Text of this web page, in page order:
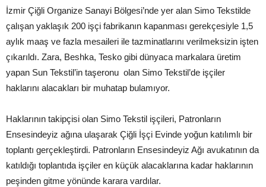
İzmir Çiğli Organize Sanayi Bölgesi’nde yer alan Simo Tekstilde
çalışan yaklaşık 200 işçi fabrikanın kapanması gerekçesiyle 1,5
aylık maaş ve fazla mesaileri ile tazminatlarını verilmeksizin işten
çıkarıldı. Zara, Beshka, Tesko gibi dünyaca markalara üretim
yapan Sun Tekstil’in taşeronu olan Simo Tekstil’de işçiler
haklarını alacakları bir muhatap bulamıyor.
Haklarının takipçisi olan Simo Tekstil işçileri, Patronların
Ensesindeyiz ağına ulaşarak Çiğli İşçi Evinde yoğun katılımlı bir
toplantı gerçekleştirdi. Patronların Ensesindeyiz Ağı avukatının da
katıldığı toplantıda işçiler en küçük alacaklarına kadar haklarının
peşinden gitme yönünde karara vardılar.